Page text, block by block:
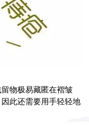
物极易藏匿在褶皱
此还需要用手轻轻地